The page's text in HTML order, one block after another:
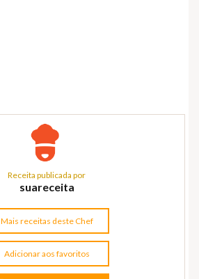
Receita publicada por
suareceita
Mais receitas deste Chef
Adicionar aos favoritos